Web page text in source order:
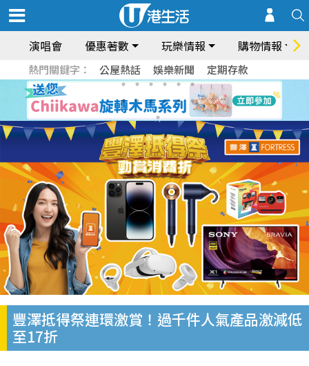
演唱會 優惠著數 玩樂情報 購物情報
熱門關鍵字： 公屋熱話 娛樂新聞 定期存款
豐澤抵得祭連環激賞！過千件人氣產品激減低
至17折